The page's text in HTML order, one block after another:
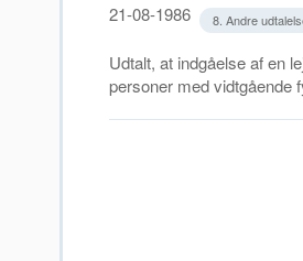
21-08-1986 8. Andre
Udtalt, at indgåelse af en
personer med vidtgående